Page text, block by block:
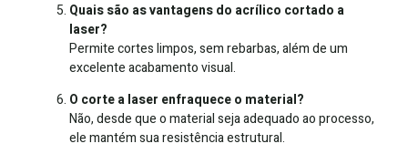
Quais são as vantagens do acrílico cortado a
laser?
Permite cortes limpos, sem rebarbas, além de um
excelente acabamento visual.
O corte a laser enfraquece o material?
Não, desde que o material seja adequado ao processo,
ele mantém sua resistência estrutural.